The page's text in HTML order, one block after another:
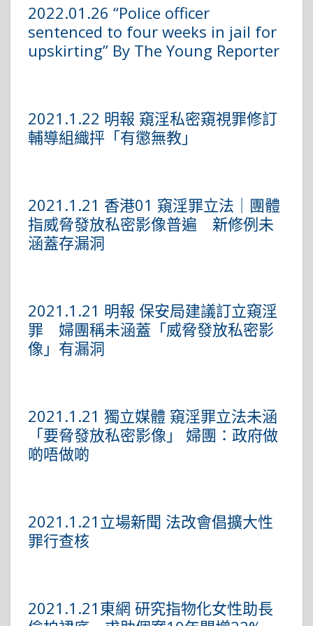
2022.01.26 “Police officer
sentenced to four weeks in jail for
upskirting” By The Young Reporter
2021.1.22 明報 窺淫私密窺視罪修訂
輔導組織抨「有懲無教」
2021.1.21 香港01 窺淫罪立法｜團體
指威脅發放私密影像普遍 新修例未
涵蓋存漏洞
2021.1.21 明報 保安局建議訂立窺淫
罪 婦團稱未涵蓋「威脅發放私密影
像」有漏洞
2021.1.21 獨立媒體 窺淫罪立法未涵
「要脅發放私密影像」 婦團：政府做
啲唔做啲
2021.1.21立場新聞 法改會倡擴大性
罪行查核
2021.1.21東網 研究指物化女性助長